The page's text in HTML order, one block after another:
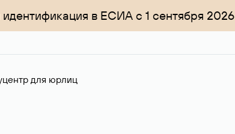
идентификация в ЕСИА с 1 сентября 2026
для юрлиц